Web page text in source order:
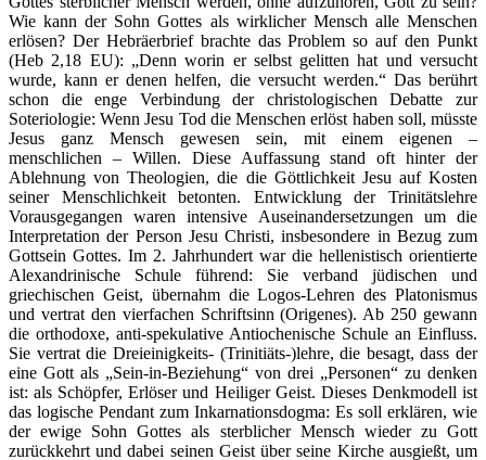
Wie kann der Sohn Gottes als wirklicher Mensch alle Menschen
erlösen? Der Hebräerbrief brachte das Problem so auf den Punkt
(Heb 2,18 EU): „Denn worin er selbst gelitten hat und versucht
wurde, kann er denen helfen, die versucht werden.“ Das berührt
schon die enge Verbindung der christologischen Debatte zur
Soteriologie: Wenn Jesu Tod die Menschen erlöst haben soll, müsste
Jesus ganz Mensch gewesen sein, mit einem eigenen –
menschlichen – Willen. Diese Auffassung stand oft hinter der
Ablehnung von Theologien, die die Göttlichkeit Jesu auf Kosten
seiner Menschlichkeit betonten. Entwicklung der Trinitätslehre
Vorausgegangen waren intensive Auseinandersetzungen um die
Interpretation der Person Jesu Christi, insbesondere in Bezug zum
Gottsein Gottes. Im 2. Jahrhundert war die hellenistisch orientierte
Alexandrinische Schule führend: Sie verband jüdischen und
griechischen Geist, übernahm die Logos-Lehren des Platonismus
und vertrat den vierfachen Schriftsinn (Origenes). Ab 250 gewann
die orthodoxe, anti-spekulative Antiochenische Schule an Einfluss.
Sie vertrat die Dreieinigkeits- (Trinitiäts-)lehre, die besagt, dass der
eine Gott als „Sein-in-Beziehung“ von drei „Personen“ zu denken
ist: als Schöpfer, Erlöser und Heiliger Geist. Dieses Denkmodell ist
das logische Pendant zum Inkarnationsdogma: Es soll erklären, wie
der ewige Sohn Gottes als sterblicher Mensch wieder zu Gott
zurückkehrt und dabei seinen Geist über seine Kirche ausgießt, um